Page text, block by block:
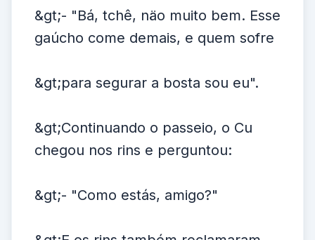
&gt;- "Bá, tchê, näo muito bem. Esse
gaúcho come demais, e quem sofre
&gt;para segurar a bosta sou eu".
&gt;Continuando o passeio, o Cu
chegou nos rins e perguntou:
&gt;- "Como estás, amigo?"